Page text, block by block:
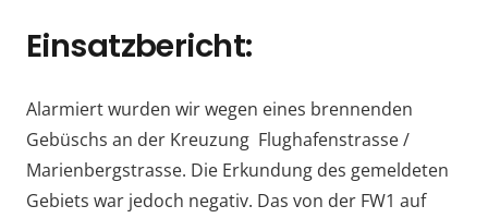
Einsatzbericht:
Alarmiert wurden wir wegen eines brennenden
Gebüschs an der Kreuzung Flughafenstrasse /
Marienbergstrasse. Die Erkundung des gemeldeten
Gebiets war jedoch negativ. Das von der FW1 auf